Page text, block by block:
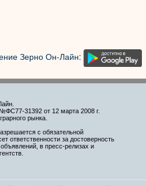
Зерно Он-Лайн:
31392 от 12 марта 2008 г.
рынка.
с обязательной
ответственности за достоверность
в пресс-релизах и